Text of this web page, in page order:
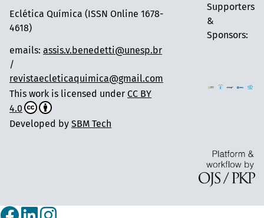
Eclética Química (ISSN Online 1678-
4618)
Supporters
&
Sponsors:
emails: assis.v.benedetti@unesp.br
/
revistaecleticaquimica@gmail.com
This work is licensed under CC BY
4.0
Developed by SBM Tech